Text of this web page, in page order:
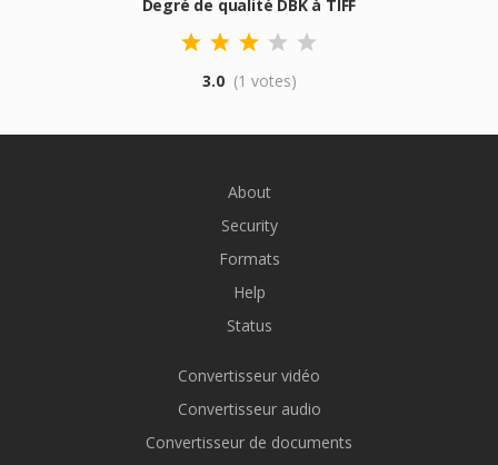
Degré de qualité DBK à TIFF
3.0 (1 votes)
About
Security
Formats
Help
Status
Convertisseur vidéo
Convertisseur audio
Convertisseur de documents